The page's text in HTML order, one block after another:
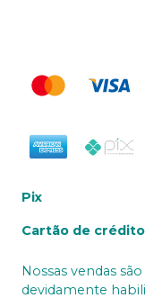
Pix
Cartão de crédito
Nossas vendas
devidamente